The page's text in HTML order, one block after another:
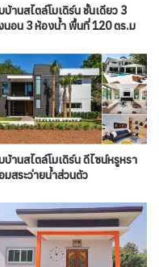
บ้านสไตล์โมเดิร์น ชั้นเดียว 3
นอน 3 ห้องน้ำ พื้นที่ 120 ตร.ม
บ้านสไตล์โมเดิร์น ดีไซน์หรูหรา
มสระว่ายน้ำส่วนตัว